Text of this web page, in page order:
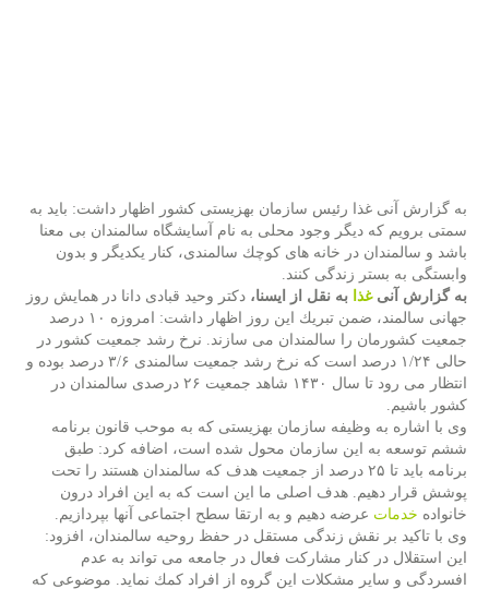
به گزارش آنی غذا رئیس سازمان بهزیستی كشور اظهار داشت: باید به
سمتی برویم كه دیگر وجود محلی به نام آسایشگاه سالمندان بی معنا
باشد و سالمندان در خانه های كوچك سالمندی، كنار یكدیگر و بدون
وابستگی به بستر زندگی كنند.
به گزارش آنی غذابه نقل از ایسنا، دكتر وحید قبادی دانا در همایش روز
جهانی سالمند، ضمن تبریك این روز اظهار داشت: امروزه ۱۰ درصد
جمعیت كشورمان را سالمندان می سازند. نرخ رشد جمعیت كشور در
حالی ۱/۲۴ درصد است كه نرخ رشد جمعیت سالمندی ۳/۶ درصد بوده و
انتظار می رود تا سال ۱۴۳۰ شاهد جمعیت ۲۶ درصدی سالمندان در
كشور باشیم.
وی با اشاره به وظیفه سازمان بهزیستی كه به موحب قانون برنامه
ششم توسعه به این سازمان محول شده است، اضافه كرد: طبق
برنامه باید تا ۲۵ درصد از جمعیت هدف كه سالمندان هستند را تحت
پوشش قرار دهیم. هدف اصلی ما این است كه به این افراد درون
خانواده خدماتعرضه دهیم و به ارتقا سطح اجتماعی آنها بپردازیم.
وی با تاكید بر نقش زندگی مستقل در حفظ روحیه سالمندان، افزود:
این استقلال در كنار مشاركت فعال در جامعه می تواند به عدم
افسردگی و سایر مشكلات این گروه از افراد كمك نماید. موضوعی كه